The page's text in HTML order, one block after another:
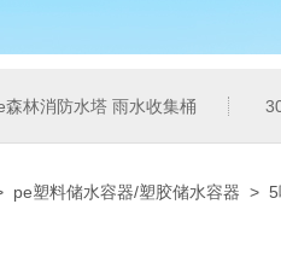
林消防水塔 雨水收集桶
pe塑料储水容器/塑胶储水容器 >